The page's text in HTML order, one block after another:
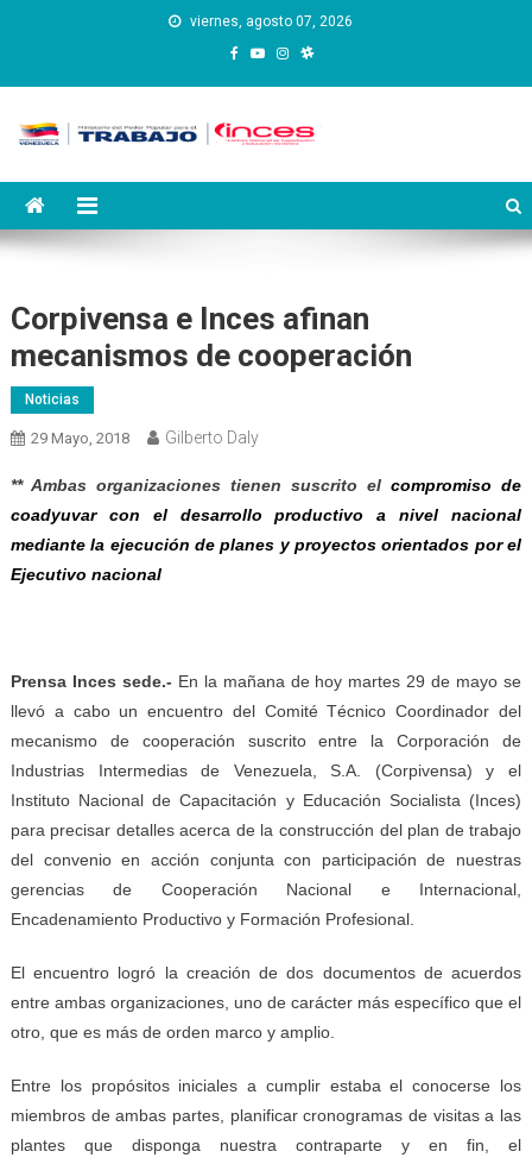
viernes, agosto 07, 2026
Instituto Nacional de
Capacitación y Educación
Corpivensa e Inces afinan
mecanismos de cooperación
Noticias
29 Mayo, 2018 Gilberto Daly
** Ambas organizaciones tienen suscrito elcompromiso de
coadyuvar con el desarrollo productivo a nivel nacional
mediante la ejecución de planes y proyectos orientados por el
Ejecutivo nacional
Prensa Inces sede.- En la mañana de hoy martes 29 de mayo se
llevó a cabo un encuentro del Comité Técnico Coordinador del
mecanismo de cooperación suscrito entre la Corporación de
Industrias Intermedias de Venezuela, S.A. (Corpivensa) y el
Instituto Nacional de Capacitación y Educación Socialista (Inces)
para precisar detalles acerca de la construcción del plan de trabajo
del convenio en acción conjunta con participación de nuestras
gerencias de Cooperación Nacional e Internacional,
Encadenamiento Productivo y Formación Profesional.
El encuentro logró la creación de dos documentos de acuerdos
entre ambas organizaciones, uno de carácter más específico que el
otro, que es más de orden marco y amplio.
Entre los propósitos iniciales a cumplir estaba el conocerse los
miembros de ambas partes, planificar cronogramas de visitas a las
plantes que disponga nuestra contraparte y en fin, el